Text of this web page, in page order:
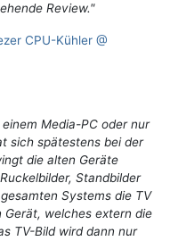
Review."
CPU-Kühler @
Media-PC oder nur
sich spätestens bei der
die alten Geräte
Standbilder
Systems die TV
Gerät, welches extern die
TV-Bild wird dann nur